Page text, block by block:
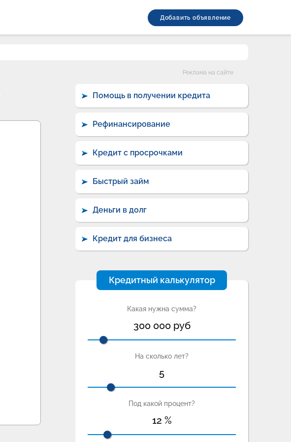
Добавить объявление
Реклама на сайте
Помощь в получении кредита
Рефинансирование
Кредит с просрочками
Быстрый займ
Деньги в долг
Кредит для бизнеса
Кредитный калькулятор
Какая нужна сумма?
300 000руб
На сколько лет?
5
Под какой процент?
12 %